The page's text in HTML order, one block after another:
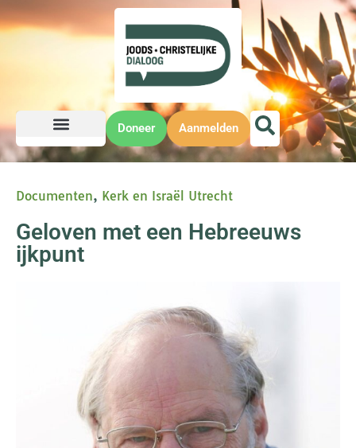
Doneer Aanmelden
Documenten, Kerk en Israël Utrecht
Geloven met een Hebreeuws
ijkpunt